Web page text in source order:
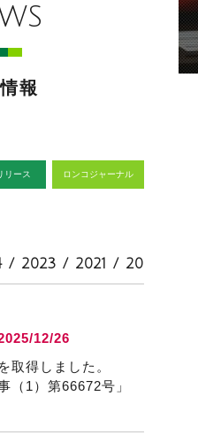
報
リース ロンコジャーナル
/ 2023 / 2021 / 2020
12/26
取得しました。
（1）第66672号」